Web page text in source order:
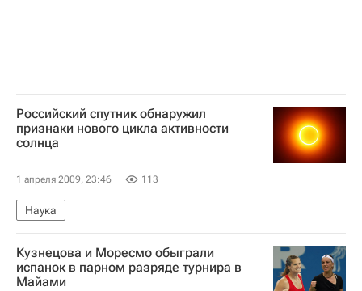
Российский спутник обнаружил
признаки нового цикла активности
солнца
1 апреля 2009, 23:46 113
Наука
Кузнецова и Моресмо обыграли
испанок в парном разряде турнира в
Майами